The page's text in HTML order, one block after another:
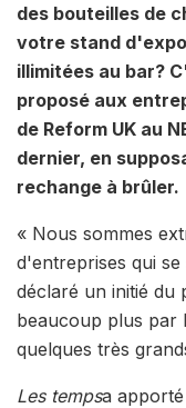
des bouteilles de
votre stand
illimitées au bar?
proposé aux
de Reform UK au
dernier, en
rechange à brûler.
« Nous sommes
d'entreprises qui
déclaré un initié du
beaucoup plus par
quelques très
Les tempsa